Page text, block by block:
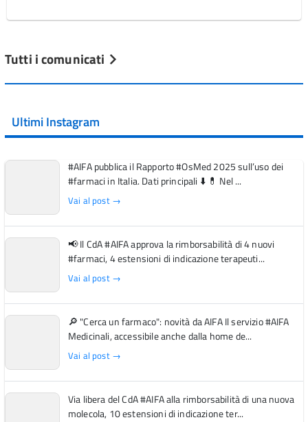
Tutti i comunicati
Ultimi Instagram
#AIFA pubblica il Rapporto #OsMed 2025 sull’uso dei
#farmaci in Italia. Dati principali ⬇️ 💊 Nel ...
Vai al post →
📢 Il CdA #AIFA approva la rimborsabilità di 4 nuovi
#farmaci, 4 estensioni di indicazione terapeuti...
Vai al post →
🔎 "Cerca un farmaco": novità da AIFA Il servizio #AIFA
Medicinali, accessibile anche dalla home de...
Vai al post →
Via libera del CdA #AIFA alla rimborsabilità di una nuova
molecola, 10 estensioni di indicazione ter...